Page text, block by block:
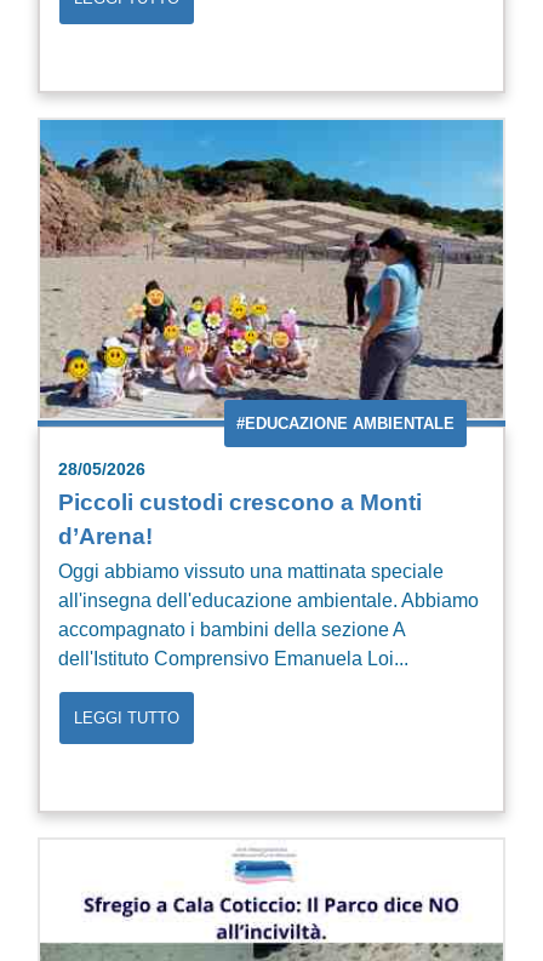
#EDUCAZIONE AMBIENTALE
28/05/2026
Piccoli custodi crescono a Monti
d’Arena!
Oggi abbiamo vissuto una mattinata speciale
all'insegna dell'educazione ambientale. Abbiamo
accompagnato i bambini della sezione A
dell'Istituto Comprensivo Emanuela Loi...
LEGGI TUTTO